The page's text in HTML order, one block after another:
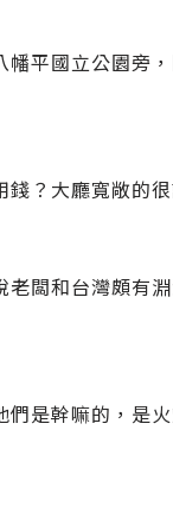
平國立公園旁
？大廳寬敞的
闆和台灣頗有
是幹嘛的，是